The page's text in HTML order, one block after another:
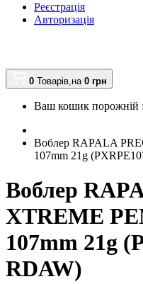
Реєстрація
Авторизація
0 Товарів,на 0 грн
Ваш кошик порожній
Воблер RAPALA
107mm 21g
Воблер
XTREME
107mm 21g
RDAW)